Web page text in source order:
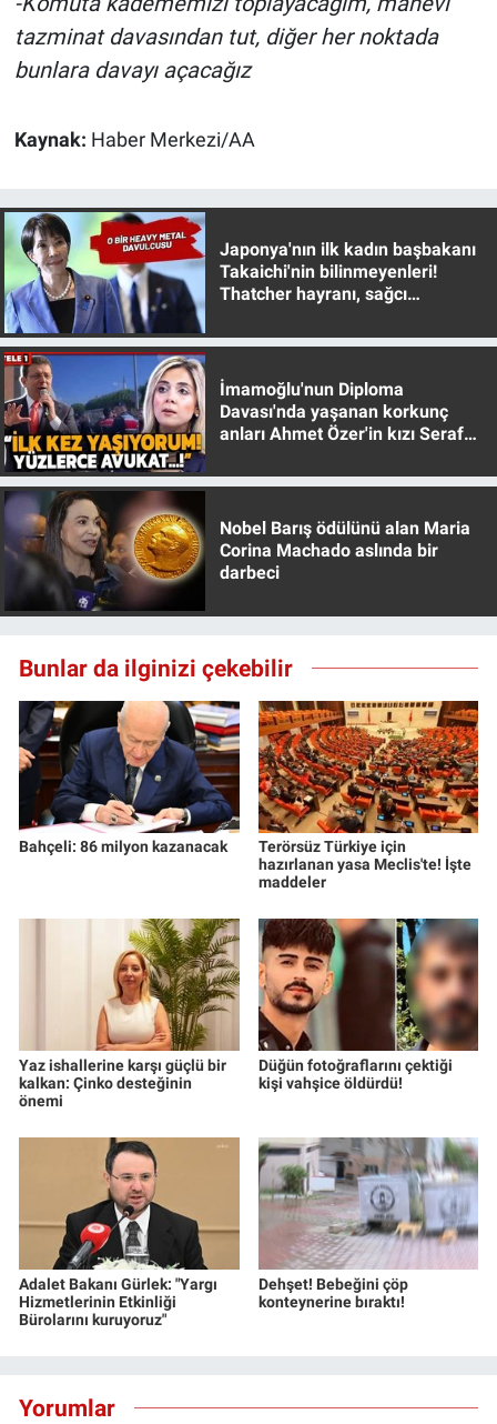
tazminat davasından tut, diğer her noktada
bunlara davayı açacağız
Kaynak: Haber Merkezi/AA
Japonya'nın ilk kadın başbakanı
Takaichi'nin bilinmeyenleri!
Thatcher hayranı, sağcı
İmamoğlu'nun Diploma
Davası'nda yaşanan korkunç
anları Ahmet Özer'in kızı Seraf
Nobel Barış ödülünü alan Maria
Corina Machado aslında bir
darbeci
Bunlar da ilginizi çekebilir
Bahçeli: 86 milyon kazanacak
Terörsüz Türkiye için
hazırlanan yasa Meclis'te! İşte
maddeler
Yaz ishallerine karşı güçlü bir
kalkan: Çinko desteğinin
önemi
Düğün fotoğraflarını çektiği
kişi vahşice öldürdü!
Adalet Bakanı Gürlek: "Yargı
Hizmetlerinin Etkinliği
Bürolarını kuruyoruz"
Dehşet! Bebeğini çöp
konteynerine bıraktı!
Yorumlar